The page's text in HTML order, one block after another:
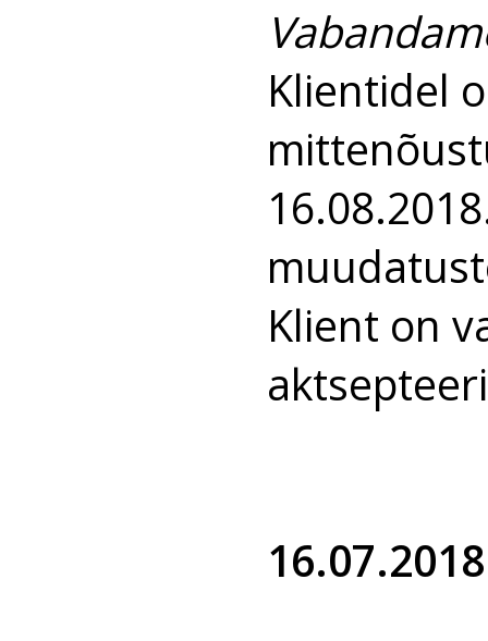
Klientidel
Klient on
16.07.2018